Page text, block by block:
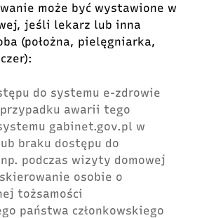
może być wystawione w
jeśli lekarz lub inna
(położna, pielęgniarka,
do systemu e-zdrowie
przypadku awarii tego
gabinet.gov.pl w
braku dostępu do
podczas wizyty domowej
osobie o
tożsamości
państwa członkowskiego